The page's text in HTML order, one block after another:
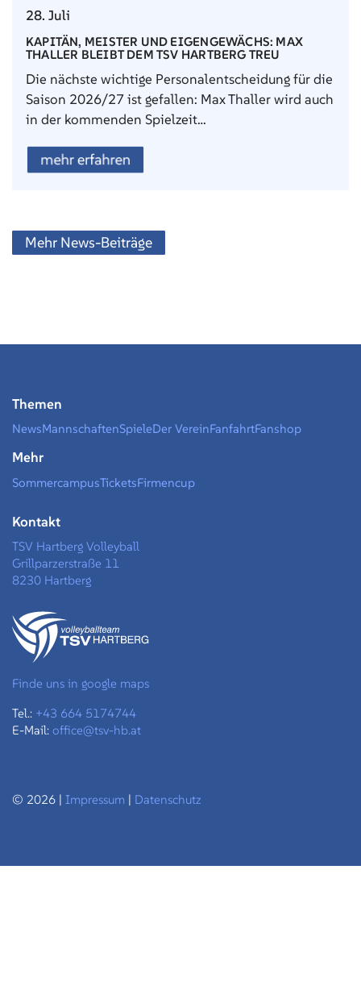
28. Juli
KAPITÄN, MEISTER UND EIGENGEWÄCHS: MAX
THALLER BLEIBT DEM TSV HARTBERG TREU
Die nächste wichtige Personalentscheidung für die
Saison 2026/27 ist gefallen: Max Thaller wird auch
in der kommenden Spielzeit…
mehr erfahren
Mehr News-Beiträge
Finde uns in google maps
Tel.: +43 664 5174744
E-Mail: office@tsv-hb.at
© 2026 | Impressum | Datenschutz
Themen
NewsMannschaftenSpieleDer VereinFanfahrtFanshop
Mehr
SommercampusTicketsFirmencup
Kontakt
TSV Hartberg Volleyball
Grillparzerstraße 11
8230 Hartberg